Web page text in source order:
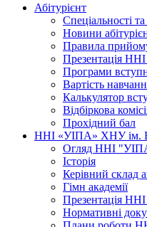
Абітурієнт
Спеціальності
Новини
Правила
Презентація
Програми
Вартість
Калькулятор
Відбіркова
Прохідний бал
ННІ «УІПА» ХНУ ім.
Огляд ННІ
Історія
Керівний склад
Гімн академії
Презентація
Нормативні